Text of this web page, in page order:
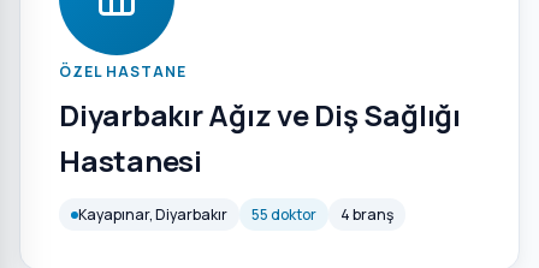
ÖZEL HASTANE
Diyarbakır Ağız ve Diş Sağlığı
Hastanesi
Kayapınar, Diyarbakır 55 doktor 4 branş